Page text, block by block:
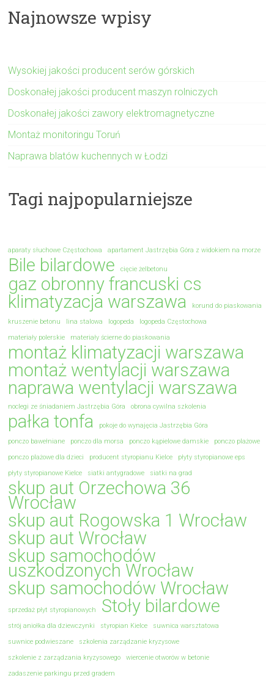
Najnowsze wpisy
Wysokiej jakości producent serów górskich
Doskonałej jakości producent maszyn rolniczych
Doskonałej jakości zawory elektromagnetyczne
Montaż monitoringu Toruń
Naprawa blatów kuchennych w Łodzi
Tagi najpopularniejsze
aparaty słuchowe Częstochowa apartament Jastrzębia Góra z widokiem na morze
Bile bilardowe cięcie żelbetonu
gaz obronny francuski cs
klimatyzacja warszawa
korund do piaskowania
kruszenie betonu
lina stalowa logopeda
logopeda Częstochowa
materiały polerskie
materiały ścierne do piaskowania
montaż klimatyzacji warszawa
montaż wentylacji warszawa
naprawa wentylacji warszawa
noclegi ze śniadaniem Jastrzębia Góra obrona cywilna szkolenia
pałka tonfa
pokoje do wynajęcia Jastrzębia Góra
ponczo bawełniane
ponczo dla morsa ponczo kąpielowe damskie
ponczo plażowe
ponczo plażowe dla dzieci
producent styropianu Kielce
płyty styropianowe eps
płyty styropianowe Kielce
siatki antygradowe siatki na grad
skup aut Orzechowa 36
Wrocław
skup aut Rogowska 1 Wrocław
skup aut Wrocław
skup samochodów
uszkodzonych Wrocław
skup samochodów Wrocław
sprzedaż płyt styropianowych Stoły bilardowe
strój aniołka dla dziewczynki styropian Kielce
suwnica warsztatowa
suwnice podwieszane
szkolenia zarządzanie kryzysowe
szkolenie z zarządzania kryzysowego
wiercenie otworów w betonie
zadaszenie parkingu przed gradem